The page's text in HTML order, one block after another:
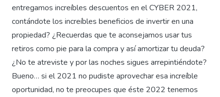
entregamos increíbles descuentos en el CYBER 2021,
contándote los increíbles beneficios de invertir en una
propiedad? ¿Recuerdas que te aconsejamos usar tus
retiros como pie para la compra y así amortizar tu deuda?
¿No te atreviste y por las noches sigues arrepintiéndote?
Bueno… si el 2021 no pudiste aprovechar esa increíble
oportunidad, no te preocupes que éste 2022 tenemos